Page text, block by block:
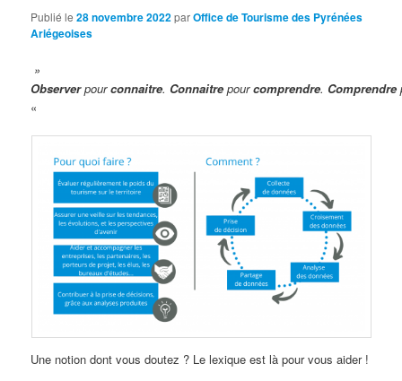
Publié le28 novembre 2022parOffice de Tourisme des Pyrénées
Ariégeoises
»
Observerpourconnaitre. Connaitre pourcomprendre. Comprendre
«
Une notion dont vous doutez ? Le lexique est là pour vous aider !